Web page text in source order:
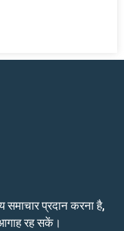
समाचार प्रदान करना है,
रह सकें।